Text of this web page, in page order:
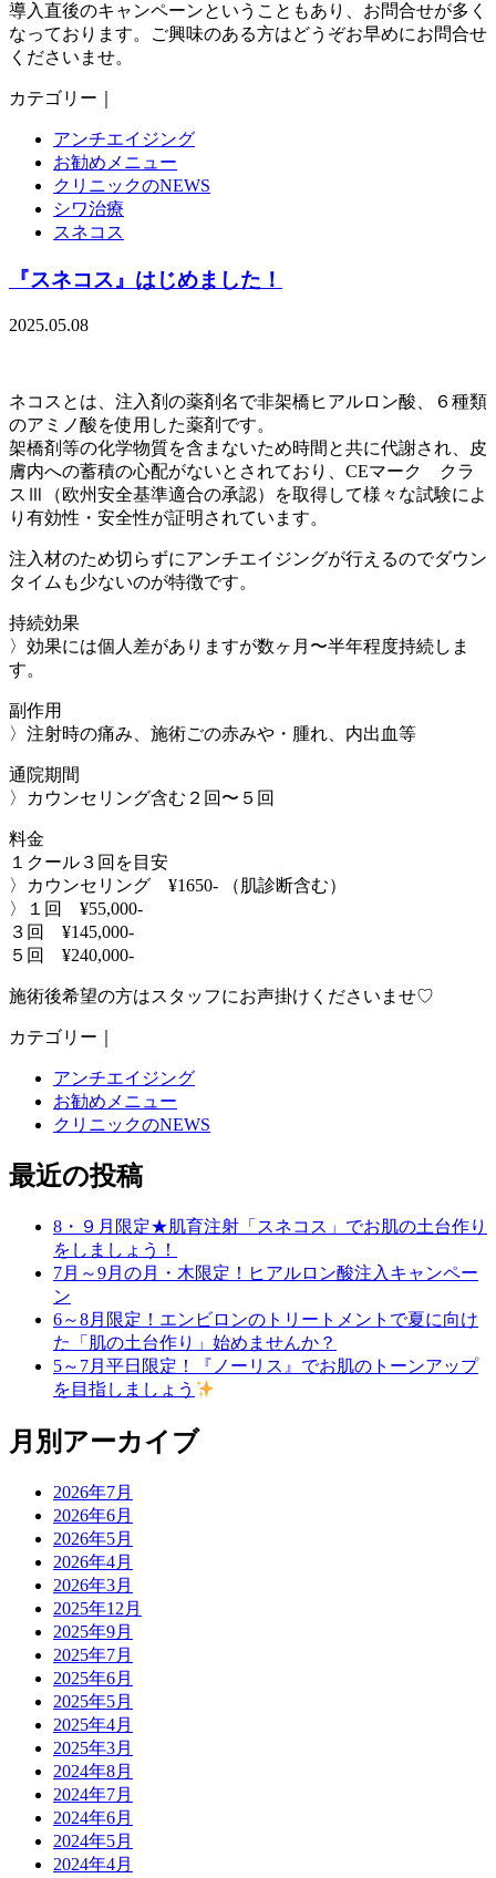
導入直後のキャンペーンということもあり、お問合せが多く
なっております。ご興味のある方はどうぞお早めにお問合せ
くださいませ。
カテゴリー｜
アンチエイジング
お勧めメニュー
クリニックのNEWS
シワ治療
スネコス
『スネコス』はじめました！
2025.05.08
ネコスとは、注入剤の薬剤名で非架橋ヒアルロン酸、６種類
のアミノ酸を使用した薬剤です。
架橋剤等の化学物質を含まないため時間と共に代謝され、皮
膚内への蓄積の心配がないとされており、CEマーク クラ
スⅢ（欧州安全基準適合の承認）を取得して様々な試験によ
り有効性・安全性が証明されています。
注入材のため切らずにアンチエイジングが行えるのでダウン
タイムも少ないのが特徴です。
持続効果
〉効果には個人差がありますが数ヶ月〜半年程度持続しま
す。
副作用
〉注射時の痛み、施術ごの赤みや・腫れ、内出血等
通院期間
〉カウンセリング含む２回〜５回
料金
１クール３回を目安
〉カウンセリング ¥1650- （肌診断含む）
〉１回 ¥55,000-
３回 ¥145,000-
５回 ¥240,000-
施術後希望の方はスタッフにお声掛けくださいませ♡
カテゴリー｜
アンチエイジング
お勧めメニュー
クリニックのNEWS
最近の投稿
8・９月限定★肌育注射「スネコス」でお肌の土台作り
をしましょう！
7月～9月の月・木限定！ヒアルロン酸注入キャンペー
ン
6～8月限定！エンビロンのトリートメントで夏に向け
た「肌の土台作り」始めませんか？
5～7月平日限定！『ノーリス』でお肌のトーンアップ
を目指しましょう
月別アーカイブ
2026年7月
2026年6月
2026年5月
2026年4月
2026年3月
2025年12月
2025年9月
2025年7月
2025年6月
2025年5月
2025年4月
2025年3月
2024年8月
2024年7月
2024年6月
2024年5月
2024年4月